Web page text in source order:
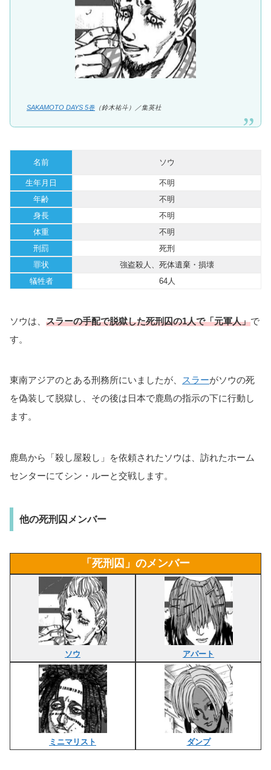
SAKAMOTO DAYS 5巻 （鈴木祐斗）／集英社
名前 ソウ
生年月日
不明
年齢
不明
身長
不明
体重
不明
刑罰
死刑
罪状
強盗殺人、死体遺棄・損壊
犠牲者
64人
ソウは、 スラーの手配で脱獄した死刑囚の1人で「元軍人」で
す。
東南アジアのとある刑務所にいましたが、 スラーがソウの死
を偽装して脱獄し、その後は日本で鹿島の指示の下に行動し
ます。
鹿島から「殺し屋殺し」を依頼されたソウは、訪れたホーム
センターにてシン・ルーと交戦します。
他の死刑囚メンバー
「死刑囚」のメンバー
ソウ アパート
ミニマリスト ダンプ